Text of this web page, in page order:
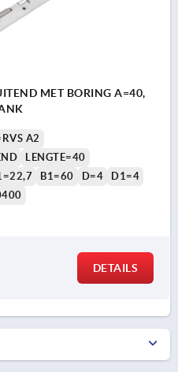
MET BORING A=40,
A2 BLANK
A2
LENGTE=40
B1=60 D=4
D1=4
DETAILS